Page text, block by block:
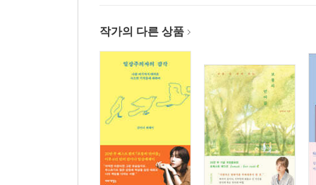
기적을 노래하는 사소한 방법
뮤직비디오와의 케미
팬덤과의 교감
아빠에게 보내는 딸의 편지
추천의 글
작가의 다른 상품